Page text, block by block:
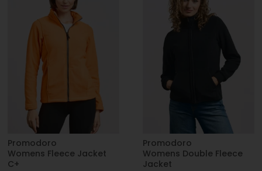
Promodoro
Womens Fleece Jacket
C+
Promodoro
Womens Double Fleece
Jacket